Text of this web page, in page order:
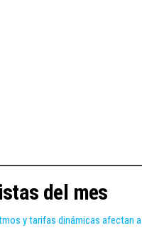
del mes
y tarifas dinámicas afectan a